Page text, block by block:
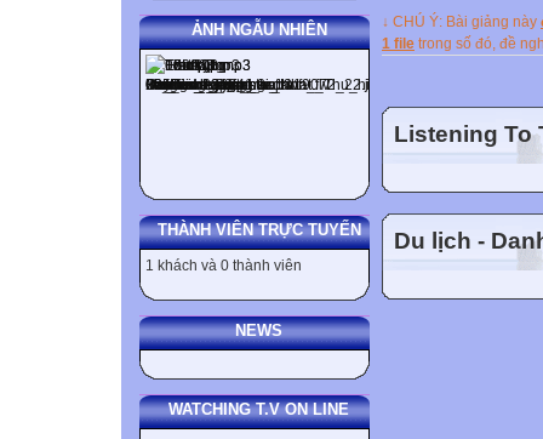
ẢNH NGẪU NHIÊN
THÀNH VIÊN TRỰC TUYẾN
1 khách và 0 thành viên
NEWS
WATCHING T.V ON LINE
châm trở lại vị
Nam
Bài 22: TÁC
1. Thí nghiệm
2. Kết luận:
Dòng điện chạy
gây ra tác
rằng dòng điện
↓ CHÚ Ý: Bài giảng này
1 file trong số đó, đề
Listening To
Du lịch -